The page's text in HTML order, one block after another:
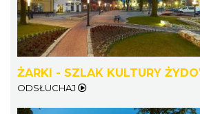
ŻARKI - SZLAK KULTURY
ODSŁUCHAJ